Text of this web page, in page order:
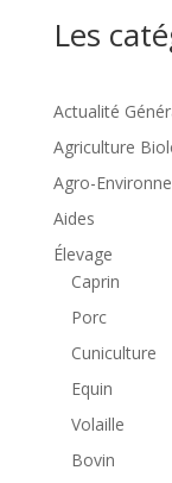
Les
Actualité
Agriculture
Agro-
Aides
Élevage
Caprin
Porc
Cuniculture
Equin
Volaille
Bovin